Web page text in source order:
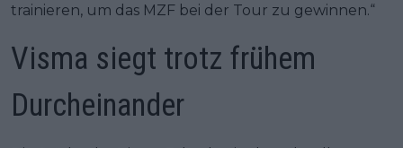
trainieren, um das MZF bei der Tour zu gewinnen.“
Visma siegt trotz frühem
Durcheinander